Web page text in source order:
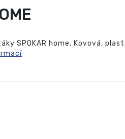
SPOKAR home. Kovová,